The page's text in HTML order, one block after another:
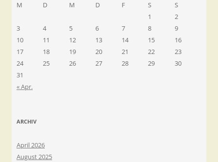
M
D M D F S
S
1
2
3
4 5 6 7 8
9
10
11 12 13 14 15
16
17
18 19 20 21 22
23
24
25 26 27 28 29
30
31
« Apr.
ARCHIV
April 2026
August 2025